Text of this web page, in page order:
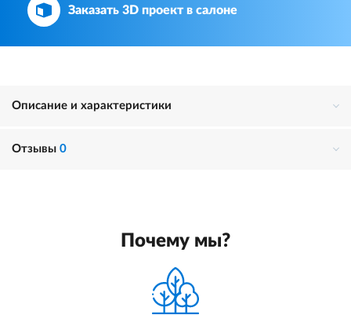
Заказать 3D проект в салоне
Описание и характеристики
Отзывы 0
Почему мы?